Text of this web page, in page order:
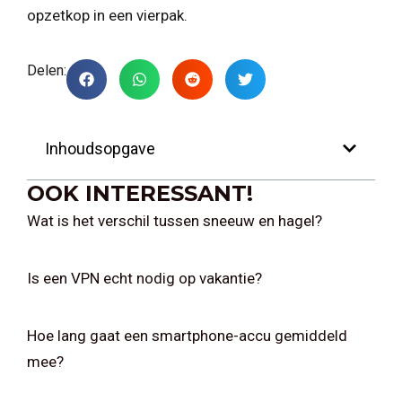
opzetkop in een vierpak.
Delen:
Inhoudsopgave
OOK INTERESSANT!
Wat is het verschil tussen sneeuw en hagel?
Is een VPN echt nodig op vakantie?
Hoe lang gaat een smartphone-accu gemiddeld
mee?